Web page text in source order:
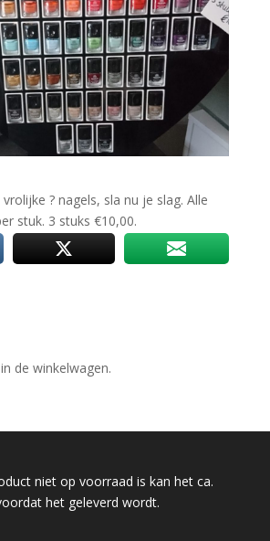
?nagels, sla nu je slag. Alle
stuk. 3 stuks €10,00.
de winkelwagen.
niet op voorraad is kan het ca.
het geleverd wordt.